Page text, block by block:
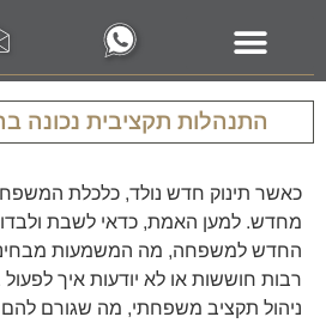
התנהלות תקציבית נכונה
כאשר תינוק חדש נולד, כלכלת
מחדש. למען האמת, כדאי לשבת
החדש למשפחה, מה המשמעות
רבות חוששות או לא יודעות איך
ניהול תקציב משפחתי, מה שגורם